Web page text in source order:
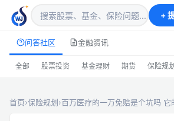
+
问答社区 金融资讯
全部 股票投资 基金理财 期货 保险规划
首页›保险规划›百万医疗的一万免赔是个坑吗